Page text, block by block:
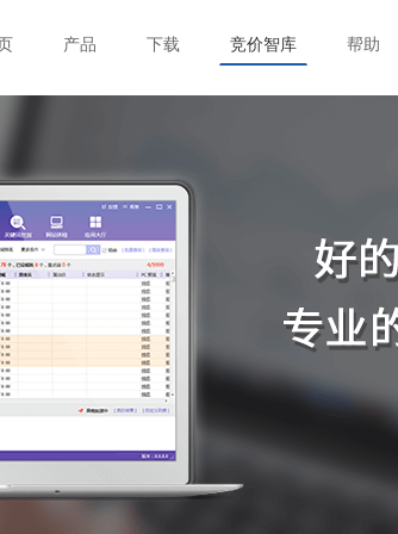
产品 下载 竞价智库 帮助